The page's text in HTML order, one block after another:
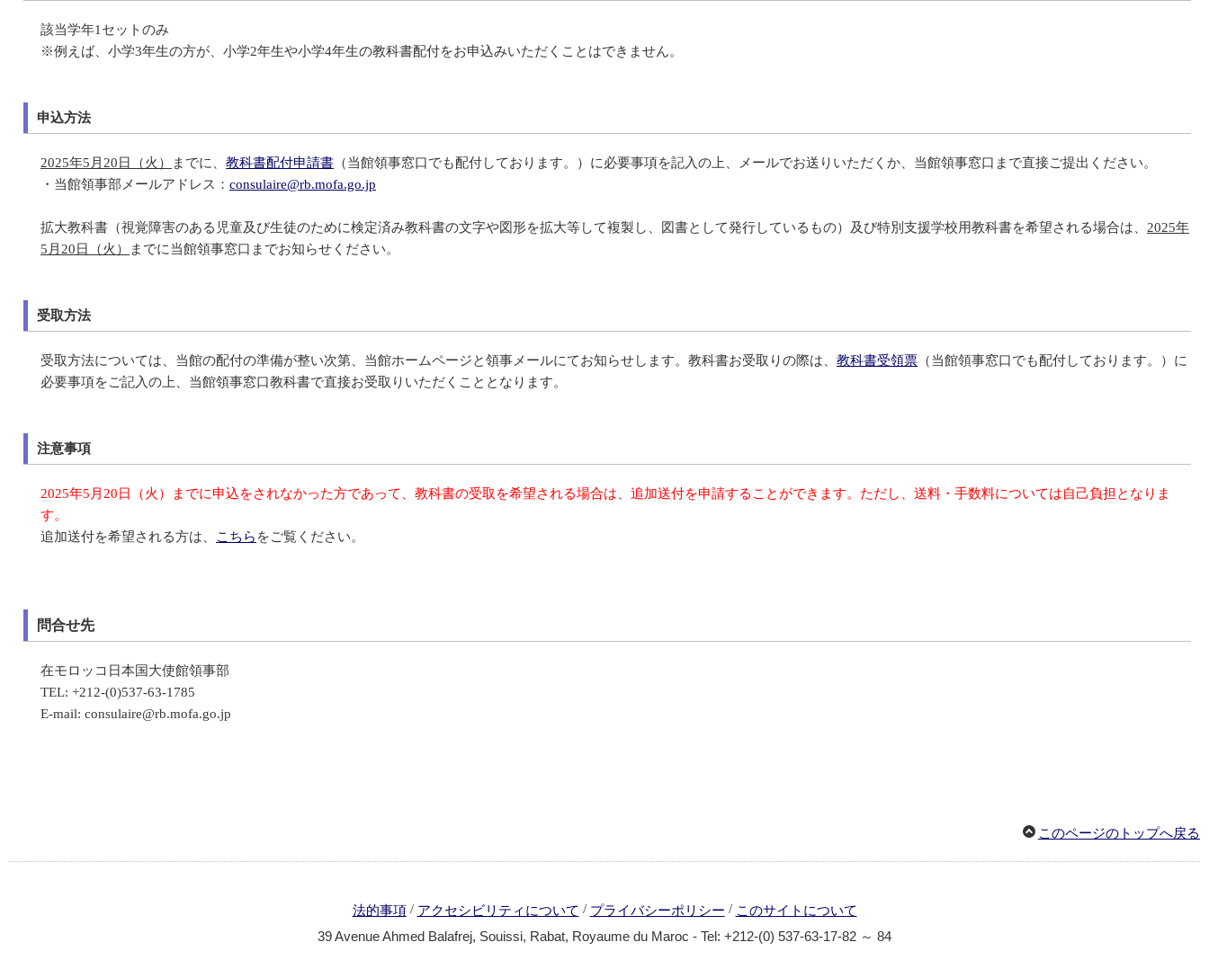
該当学年1セットのみ
※例えば、小学3年生の方が、小学2年生や小学4年生の教科書配付をお申込みいただくことはできません。
申込方法
2025年5 月 20 日（火） までに、 教科書配付申請書 （当館領事窓口でも配付しております。）に必要事項を記入の上、メールでお送りいただくか、当館領事窓口まで直接ご提出ください。
・当館領事部メールアドレス： consulaire@rb.mofa.go.jp
拡大教科書（視覚障害のある児童及び生徒のために検定済み教科書の文字や図形を拡大等して複製し、図書として発行しているもの）及び特別支援学校用教科書を希望される場合は、 2025年
5 月 20 日（火） までに当館領事窓口までお知らせください。
受取方法
受取方法については、当館の配付の準備が整い次第、当館ホームページと領事メールにてお知らせします。教科書お受取りの際は、 教科書受領票 （当館領事窓口でも配付しております。）に
必要事項をご記入の上、当館領事窓口教科書で直接お受取りいただくこととなります。
注意事項
2025年5月20日（火）までに申込をされなかった方であって、教科書の受取を希望される場合は、追加送付を申請することができます。ただし、送料・手数料については自己負担となりま
す。
追加送付を希望される方は、
こちら をご覧ください。
問合せ先
在モロッコ日本国大使館領事部
TEL: +212-(0)537-63-1785
E-mail: consulaire@rb.mofa.go.jp
このページのトップへ戻る
法的事項 / アクセシビリティについて / プライバシーポリシー / このサイトについて
39 Avenue Ahmed Balafrej, Souissi, Rabat, Royaume du Maroc - Tel: +212-(0) 537-63-17-82 ～ 84